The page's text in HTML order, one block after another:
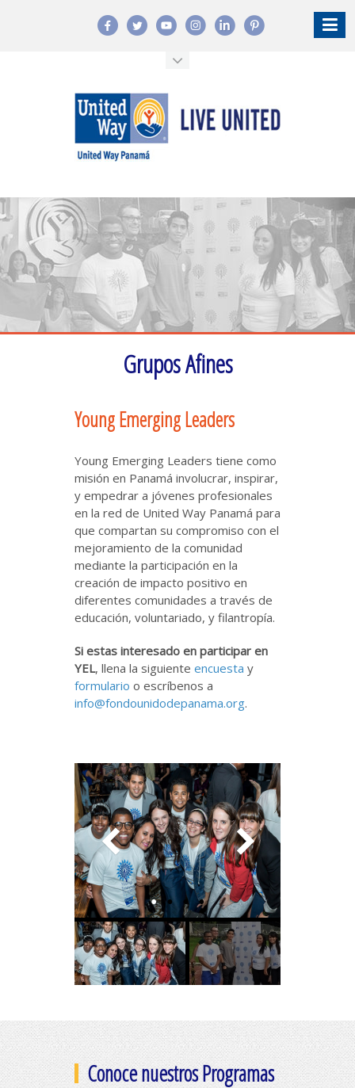
Grupos Afines
Young Emerging Leaders
Young Emerging Leaders tiene como
misión en Panamá involucrar, inspirar,
y empedrar a jóvenes profesionales
en la red de United Way Panamá para
que compartan su compromiso con el
mejoramiento de la comunidad
mediante la participación en la
creación de impacto positivo en
diferentes comunidades a través de
educación, voluntariado, y filantropía.
Si estas interesado en participar en
YEL, llena la siguiente encuesta y
formulario o escríbenos a
info@fondounidodepanama.org.
Conoce nuestros Programas